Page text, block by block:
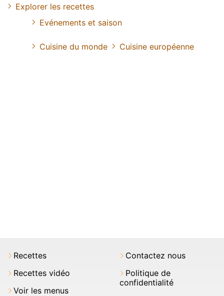
Explorer les recettes
Evénements et saison
Cuisine du monde Cuisine européenne
Recettes
Recettes vidéo
Voir les menus
Contactez nous
Politique de
confidentialité